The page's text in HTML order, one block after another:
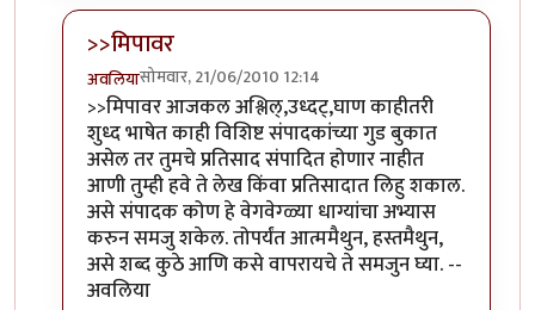
>>मिपावर
अवलियासोमवार, 21/06/2010 12:14
In reply toप्र्ण लेखbyशानबा५१२
>>मिपावर आजकल अश्लिल्,उध्दट्,घाण काहीतरी
शुध्द भाषेत काही विशिष्ट संपादकांच्या गुड बुकात
असेल तर तुमचे प्रतिसाद संपादित होणार नाहीत
आणी तुम्ही हवे ते लेख किंवा प्रतिसादात लिहु शकाल.
असे संपादक कोण हे वेगवेग्ळ्या धाग्यांचा अभ्यास
करुन समजु शकेल. तोपर्यंत आत्ममैथुन, हस्तमैथुन,
असे शब्द कुठे आणि कसे वापरायचे ते समजुन घ्या. --
अवलिया